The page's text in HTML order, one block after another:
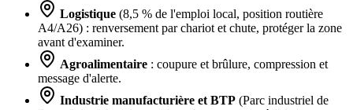
Logistique (8,5 % de l'emploi local, position routière
A4/A26) : renversement par chariot et chute, protéger la zone
avant d'examiner.
Agroalimentaire : coupure et brûlure, compression et
message d'alerte.
Industrie manufacturière et BTP (Parc industriel de